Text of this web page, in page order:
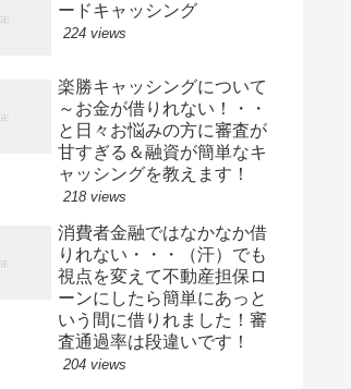
ードキャッシング
224 views
楽勝キャッシングについて
～お金が借りれない！・・
と日々お悩みの方に審査が
甘すぎる＆融資が簡単なキ
ャッシングを教えます！
218 views
消費者金融ではなかなか借
りれない・・・（汗）でも
視点を変えて不動産担保ロ
ーンにしたら簡単にあっと
いう間に借りれました！審
査通過率は段違いです！
204 views